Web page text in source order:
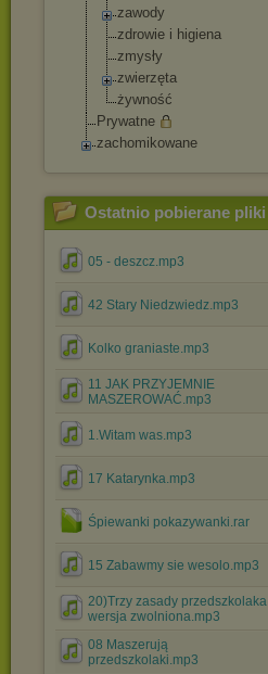
zawody
zdrowie i higiena
zmysły
zwierzęta
żywność
Prywatne
zachomikowane
Ostatnio pobierane pliki
05 - deszcz.mp3
42 Stary Niedzwiedz.mp3
Kolko graniaste.mp3
11 JAK PRZYJEMNIE
MASZEROWAĆ.mp3
1.Witam was.mp3
17 Katarynka.mp3
Śpiewanki pokazywanki.rar
15 Zabawmy sie wesolo.mp3
20)Trzy zasady przedszkolaka
wersja zwolniona.mp3
08 Maszerują
przedszkolaki.mp3